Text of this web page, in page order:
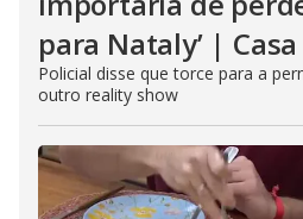
para Nataly’ |
Policial disse que torce para a
outro reality show